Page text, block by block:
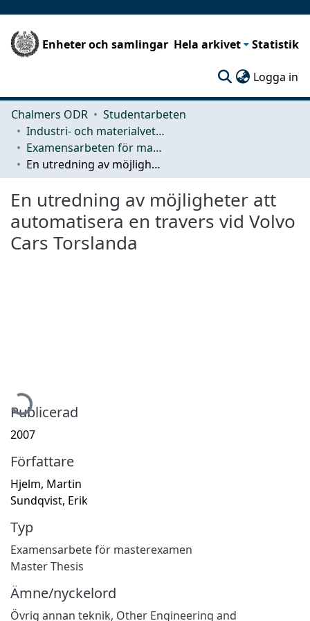
Enheter och samlingar Hela arkivet Statistik
Logga in
Chalmers ODR
Studentarbeten
Industri- och materialvetenskap (IMS)
Examensarbeten för masterexamen
En utredning av möjligheter att automatisera en travers vid Volvo Cars Torslanda
En utredning av möjligheter att
automatisera en travers vid Volvo
Cars Torslanda
Publicerad
2007
Författare
Hjelm, Martin
Sundqvist, Erik
Typ
Examensarbete för masterexamen
Master Thesis
Ämne/nyckelord
Övrig annan teknik, Other Engineering and